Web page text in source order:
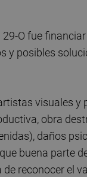
O fue
y posibles
visuales y
obra
daños
buena parte
reconocer el